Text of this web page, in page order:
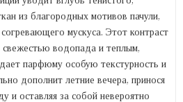
из благородных мотивов пачули,
мускуса. Этот контраст
водопада и теплым,
парфюму особую текстурность и
дополнит летние вечера, принося
и оставляя за собой невероятно